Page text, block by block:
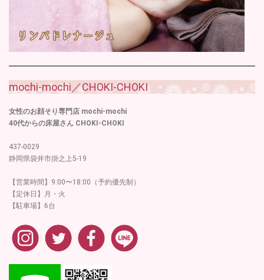
mochi-mochi／CHOKI-CHOKI
女性のお顔そり専門店 mochi-mochi
40代からの床屋さん CHOKI-CHOKI
437-0029
静岡県袋井市掛之上5-19
【営業時間】9:00〜18:00（予約優先制）
【定休日】月・火
【駐車場】6台